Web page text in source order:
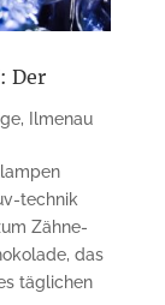
Der
, Ilmenau
technik
Zähne­
das
täglichen